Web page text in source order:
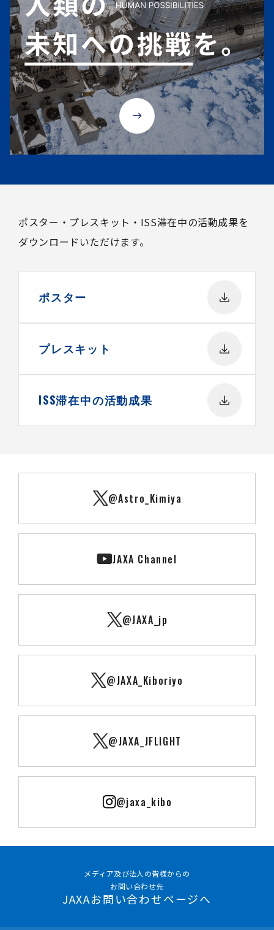
ポスター・プレスキット・ISS滞在中の活動成果を
ダウンロードいただけます。
ポスター
プレスキット
ISS滞在中の活動成果
@Astro_Kimiya
JAXA Channel
@JAXA_jp
@JAXA_Kiboriyo
@JAXA_JFLIGHT
@jaxa_kibo
メディア及び法人の皆様からの
お問い合わせ先
JAXAお問い合わせページへ